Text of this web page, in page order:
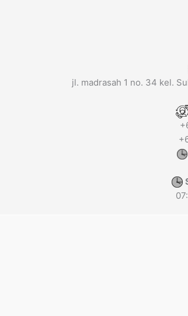
jl. madrasah 1 no. 34 kel.